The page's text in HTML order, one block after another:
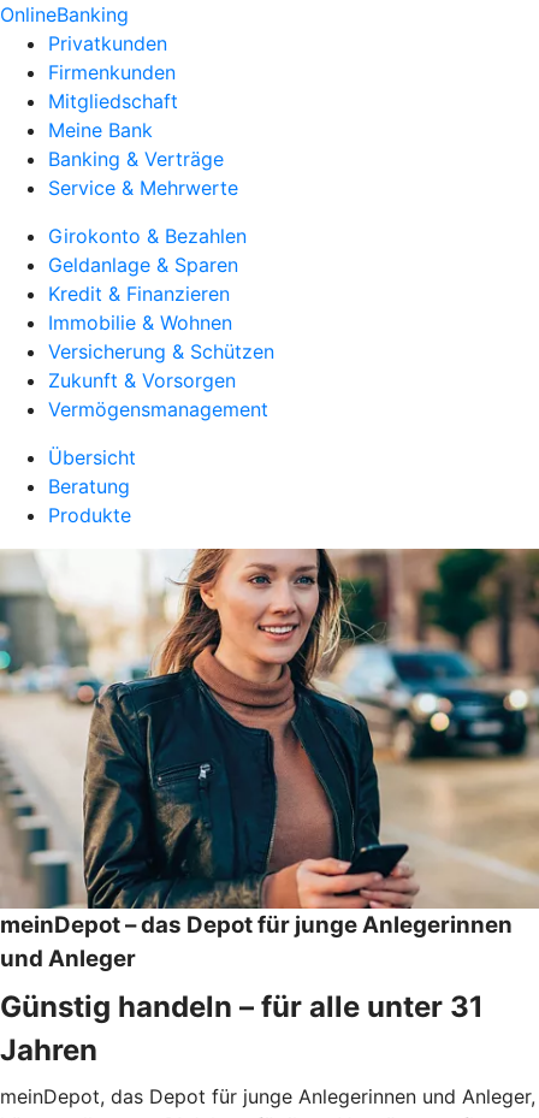
OnlineBanking
Privatkunden
Firmenkunden
Mitgliedschaft
Meine Bank
Banking & Verträge
Service & Mehrwerte
Girokonto & Bezahlen
Geldanlage & Sparen
Kredit & Finanzieren
Immobilie & Wohnen
Versicherung & Schützen
Zukunft & Vorsorgen
Vermögensmanagement
Übersicht
Beratung
Produkte
meinDepot – das Depot für junge Anlegerinnen
und Anleger
Günstig handeln – für alle unter 31
Jahren
meinDepot, das Depot für junge Anlegerinnen und Anleger,